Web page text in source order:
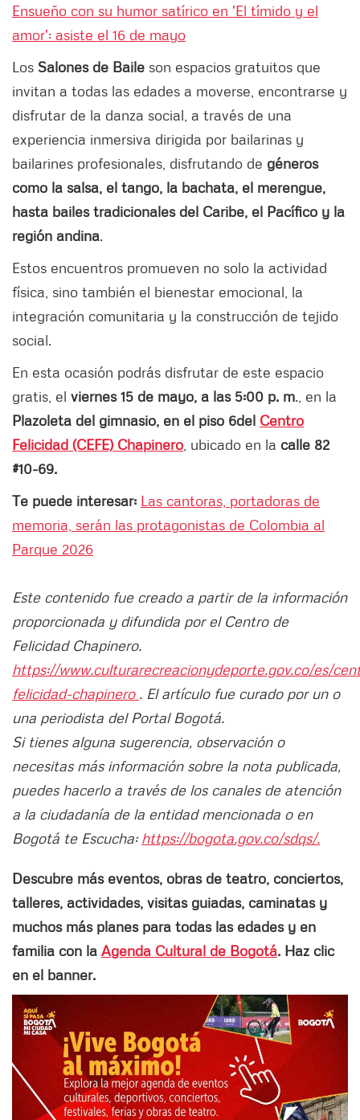
Ensueño con su humor satírico en 'El tímido y el
amor': asiste el 16 de mayo
Los Salones de Baile son espacios gratuitos que
invitan a todas las edades a moverse, encontrarse y
disfrutar de la danza social, a través de una
experiencia inmersiva dirigida por bailarinas y
bailarines profesionales, disfrutando de géneros
como la salsa, el tango, la bachata, el merengue,
hasta bailes tradicionales del Caribe, el Pacífico y la
región andina.
Estos encuentros promueven no solo la actividad
física, sino también el bienestar emocional, la
integración comunitaria y la construcción de tejido
social.
En esta ocasión podrás disfrutar de este espacio
gratis, el viernes 15 de mayo, a las 5:00 p. m., en la
Plazoleta del gimnasio, en el piso 6del Centro
Felicidad (CEFE) Chapinero , ubicado en la calle 82
#10-69.
Te puede interesar: Las cantoras, portadoras de
memoria, serán las protagonistas de Colombia al
Parque 2026
Este contenido fue creado a partir de la información
proporcionada y difundida por el Centro de
Felicidad Chapinero.
https://www.culturarecreacionydeporte.gov.co/es/
felicidad-chapinero . El artículo fue curado por un o
una periodista del Portal Bogotá.
Si tienes alguna sugerencia, observación o
necesitas más información sobre la nota publicada,
puedes hacerlo a través de los canales de atención
a la ciudadanía de la entidad mencionada o en
Bogotá te Escucha: https://bogota.gov.co/sdqs/.
Descubre más eventos, obras de teatro, conciertos,
talleres, actividades, visitas guiadas, caminatas y
muchos más planes para todas las edades y en
familia con la Agenda Cultural de Bogotá. Haz clic
en el banner.